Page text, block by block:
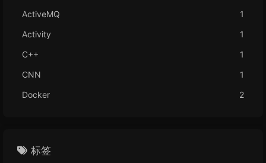
ActiveMQ
1
Activity
1
C++
1
CNN
1
Docker
2
标签